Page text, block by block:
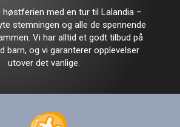
høstferien med en tur til Lalandia –
stemningen og alle de spennende
Vi har alltid et godt tilbud på
barn, og vi garanterer opplevelser
utover det vanlige.